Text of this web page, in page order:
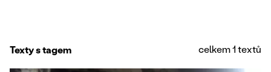
Texty s tagem celkem 1 textů